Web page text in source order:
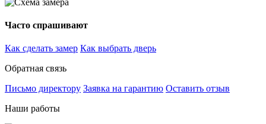
Часто спрашивают
Как сделать замер Как выбрать дверь
Обратная связь
Письмо директору Заявка на гарантию Оставить отзыв
Наши работы